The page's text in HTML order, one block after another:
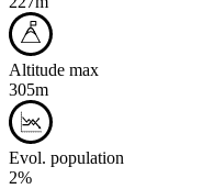
Altitude max
305m
Evol. population
2%